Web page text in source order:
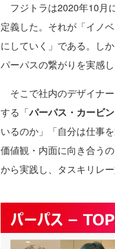
フジトラは2020年10月
定義した。それが「イノ
にしていく」である。し
パーパスの繋がりを実感し
そこで社内のデザイナ
する「パーパス・カービ
いるのか」「自分は仕事
価値観・内面に向き合う
から実践し、タスキリレ